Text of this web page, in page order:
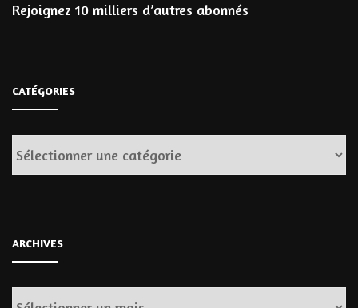
Rejoignez 10 milliers d’autres abonnés
CATÉGORIES
Catégories
ARCHIVES
Archives